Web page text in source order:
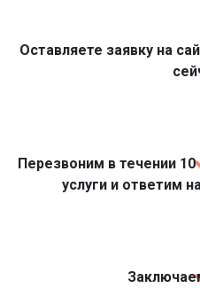
Оставляете заявку на
Перезвоним в течении
услуги и ответим